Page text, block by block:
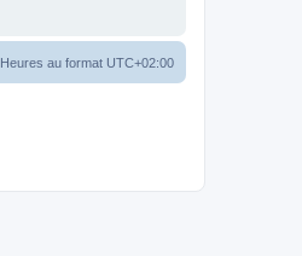
Heures au format UTC+02:00